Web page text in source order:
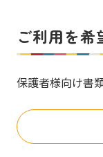
ご利用を希
保護者様向け書